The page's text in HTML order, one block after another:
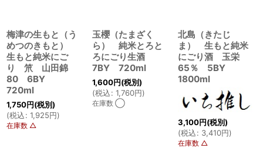
梅津の生もと（う
めつのきもと）
生もと純米にご
り 笊 山田錦
80 6BY
720ml
1,750円(税別)
(税込: 1,925円)
在庫数 △
玉櫻（たまざく
ら） 純米とろと
ろにごり生酒
7BY 720ml
1,600円(税別)
(税込: 1,760円)
在庫数 ◯
北島（きたじ
ま） 生もと純米
にごり酒 玉栄
65％ 5BY
1800ml
3,100円(税別)
(税込: 3,410円)
在庫数 △